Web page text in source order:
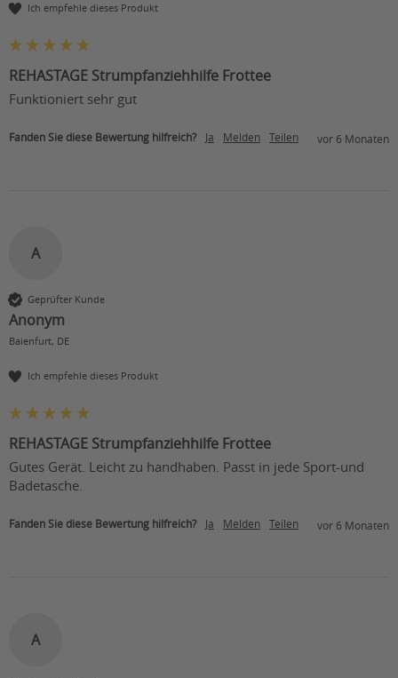
Ich empfehle dieses Produkt
REHASTAGE Strumpfanziehhilfe Frottee
Funktioniert sehr gut
Fanden Sie diese Bewertung hilfreich? Ja Melden Teilen vor 6 Monaten
A
Geprüfter Kunde
Anonym
Baienfurt, DE
Ich empfehle dieses Produkt
REHASTAGE Strumpfanziehhilfe Frottee
Gutes Gerät. Leicht zu handhaben. Passt in jede Sport-und
Badetasche.
Fanden Sie diese Bewertung hilfreich? Ja Melden Teilen vor 6 Monaten
A